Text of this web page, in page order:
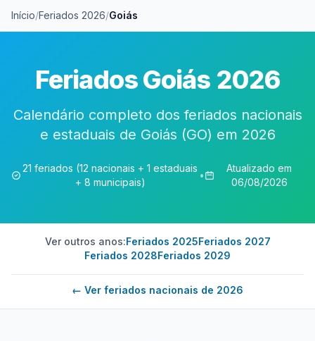
Início/Feriados 2026/Goiás
Feriados Goiás 2026
Calendário completo dos feriados nacionais
e estaduais de Goiás (GO) em 2026
21 feriados (12 nacionais + 1 estaduais
+ 8 municipais)
•
Atualizado em
06/08/2026
Ver outros anos:Feriados 2025Feriados 2027
Feriados 2028Feriados 2029
← Ver feriados nacionais de 2026